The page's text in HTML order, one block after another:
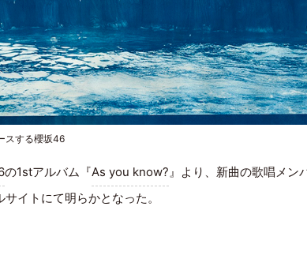
スする櫻坂46
の1stアルバム『As you know? 』より、新曲の歌唱メン
イトにて明らかとなった。